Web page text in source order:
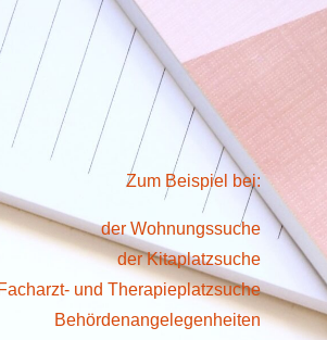
Zum Beispiel bei:
der Wohnungssuche
der Kitaplatzsuche
und Therapieplatzsuche
Behördenangelegenheiten